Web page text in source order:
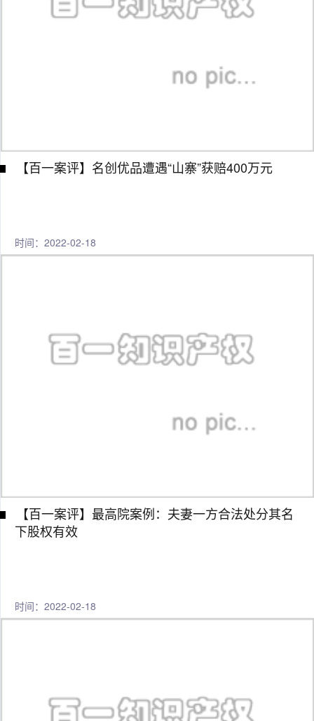
【百一案评】名创优品遭遇“山寨”获赔400万元
时间：2022-02-18
【百一案评】最高院案例：夫妻一方合法处分其名
下股权有效
时间：2022-02-18